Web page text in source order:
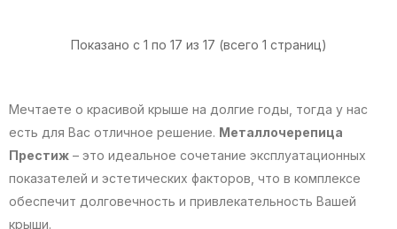
Показано с 1 по 17 из 17 (всего 1 страниц)
Мечтаете о красивой крыше на долгие годы, тогда у нас
есть для Вас отличное решение. Металлочерепица
Престиж – это идеальное сочетание эксплуатационных
показателей и эстетических факторов, что в комплексе
обеспечит долговечность и привлекательность Вашей
крыши.